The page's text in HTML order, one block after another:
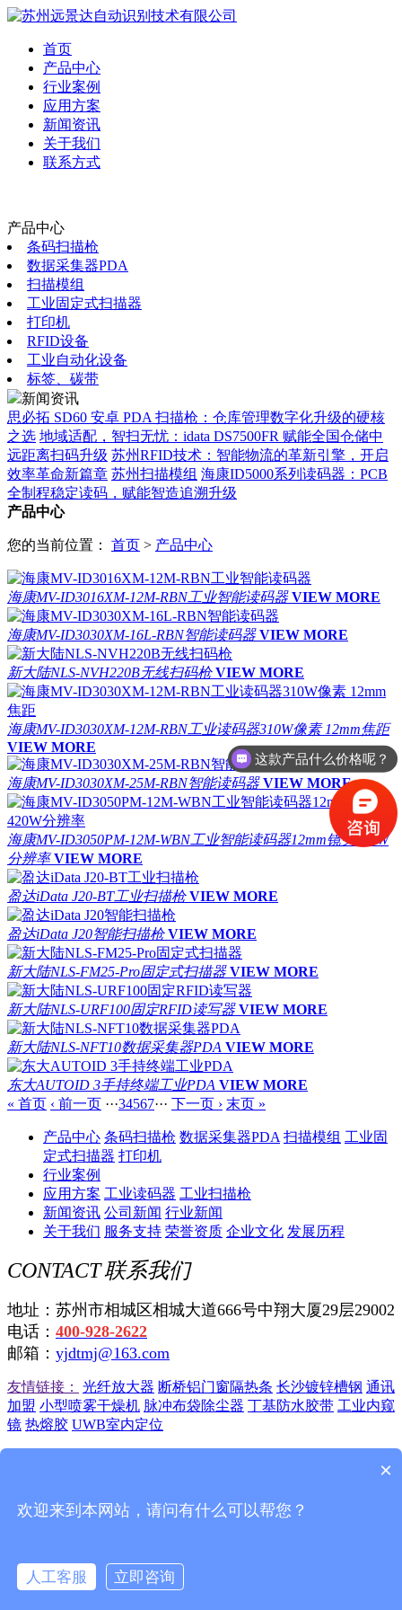
首页
产品中心
行业案例
应用方案
新闻资讯
关于我们
联系方式
产品中心
条码扫描枪
数据采集器PDA
扫描模组
工业固定式扫描器
打印机
RFID设备
工业自动化设备
标签、碳带
新闻资讯
思必拓 SD60 安卓 PDA 扫描枪：仓库管理数字化升级的硬核
之选 地域适配，智扫无忧：idata DS7500FR 赋能全国仓储中
远距离扫码升级 苏州RFID技术：智能物流的革新引擎，开启
效率革命新篇章 苏州扫描模组 海康ID5000系列读码器：PCB
全制程稳定读码，赋能智造追溯升级
产品中心
您的当前位置： 首页 > 产品中心
海康MV-ID3016XM-12M-RBN工业智能读码器 VIEW MORE
海康MV-ID3030XM-16L-RBN智能读码器 VIEW MORE
新大陆NLS-NVH220B无线扫码枪 VIEW MORE
海康MV-ID3030XM-12M-RBN工业读码器310W像素 12mm焦距
VIEW MORE
海康MV-ID3030XM-25M-RBN智能读码器 VIEW MORE
海康MV-ID3050PM-12M-WBN工业智能读码器12mm镜头420W
分辨率 VIEW MORE
盈达iData J20-BT工业扫描枪 VIEW MORE
盈达iData J20智能扫描枪 VIEW MORE
新大陆NLS-FM25-Pro固定式扫描器 VIEW MORE
新大陆NLS-URF100固定RFID读写器 VIEW MORE
新大陆NLS-NFT10数据采集器PDA VIEW MORE
东大AUTOID 3手持终端工业PDA VIEW MORE
« 首页 ‹ 前一页 ···34567··· 下一页 › 末页 »
产品中心 条码扫描枪 数据采集器PDA 扫描模组 工业固
定式扫描器 打印机
行业案例
应用方案 工业读码器 工业扫描枪
新闻资讯 公司新闻 行业新闻
关于我们 服务支持 荣誉资质 企业文化 发展历程
CONTACT联系我们
地址：苏州市相城区相城大道666号中翔大厦29层29002
电话： 400-928-2622
邮箱： yjdtmj@163.com
友情链接： 光纤放大器 断桥铝门窗隔热条 长沙镀锌槽钢 通讯
加盟 小型喷雾干燥机 脉冲布袋除尘器 丁基防水胶带 工业内窥
镜 热熔胶 UWB室内定位
联系我们|站点地图|
在线留言
联系我们
这款产品什么价格呢？
×
欢迎来到本网站，请问有什么可以帮您？
人工客服
立即咨询